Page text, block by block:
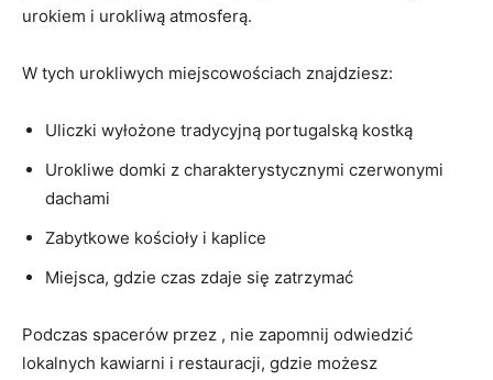
urokiem i urokliwą atmosferą.
W tych urokliwych miejscowościach znajdziesz:
Uliczki wyłożone tradycyjną portugalską kostką
Urokliwe domki z charakterystycznymi czerwonymi
dachami
Zabytkowe kościoły i kaplice
Miejsca, gdzie czas zdaje się zatrzymać
Podczas spacerów przez , nie zapomnij odwiedzić
lokalnych kawiarni i restauracji, gdzie możesz